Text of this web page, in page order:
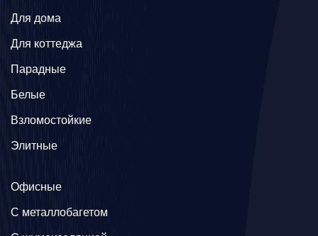
Для дома
Для коттеджа
Парадные
Белые
Взломостойкие
Элитные
Офисные
C металлобагетом